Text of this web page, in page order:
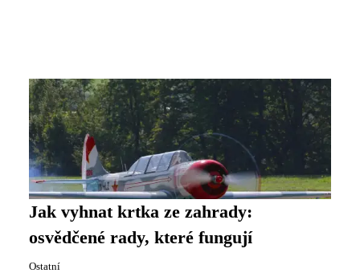
Jak vyhnat krtka ze zahrady:
osvědčené rady, které fungují
Ostatní